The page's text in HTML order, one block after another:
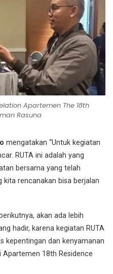
Apartemen The 18th
Rasuna
mengatakan “Untuk kegiatan
RUTA ini adalah yang
bersama yang telah
kita rencanakan bisa berjalan
akan ada lebih
hadir, karena kegiatan RUTA
kepentingan dan kenyamanan
Apartemen 18th Residence